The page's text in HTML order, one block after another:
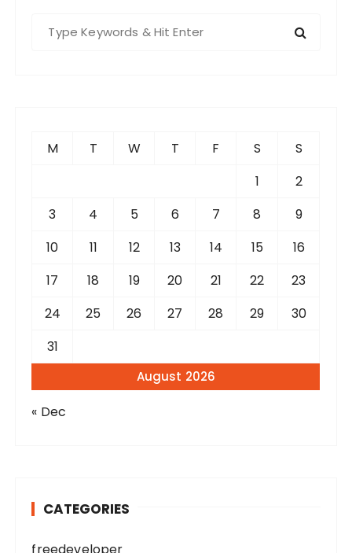
August 2026
M T W T F S
S
1
2
3
4 5 6 7 8
9
10
11 12 13 14 15
16
17
18 19 20 21 22
23
24
25 26 27 28 29
30
31
« Dec
CATEGORIES